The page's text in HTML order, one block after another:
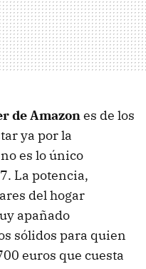
de Amazones de los
ya por la
es lo único
La potencia,
del hogar
apañado
sólidos para quien
euros que cuesta